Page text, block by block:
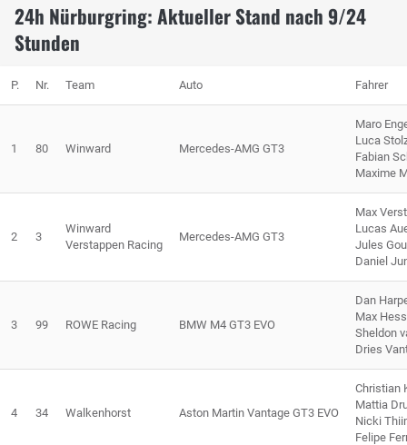
24h Nürburgring: Aktueller Stand nach 9/24
Stunden
P. Nr. Team Auto Fahrer
1 80 Winward Mercedes-AMG GT3
Maro
Luca
Fabian
Maxime
2 3
Winward
Verstappen Racing
Mercedes-AMG GT3
Max
Lucas
Jules
Daniel
3 99 ROWE Racing BMW M4 GT3 EVO
Dan
Max
Sheldon
Dries
4 34 Walkenhorst Aston Martin Vantage GT3 EVO
Christian
Mattia
Nicki
Felipe